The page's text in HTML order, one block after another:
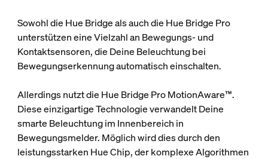
Sowohl die Hue Bridge als auch die Hue Bridge Pro
unterstützen eine Vielzahl an Bewegungs- und
Kontaktsensoren, die Deine Beleuchtung bei
Bewegungserkennung automatisch einschalten.
Allerdings nutzt die Hue Bridge Pro MotionAware™.
Diese einzigartige Technologie verwandelt Deine
smarte Beleuchtung im Innenbereich in
Bewegungsmelder. Möglich wird dies durch den
leistungsstarken Hue Chip, der komplexe Algorithmen